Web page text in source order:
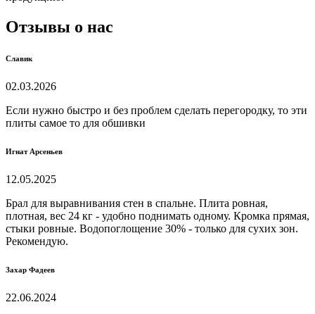
Отзывы о нас
Славик
02.03.2026
Если нужно быстро и без проблем сделать перегородку, то эти
плиты самое то для обшивки
Игнат Арсеньев
12.05.2025
Брал для выравнивания стен в спальне. Плита ровная,
плотная, вес 24 кг - удобно поднимать одному. Кромка прямая,
стыки ровные. Водопоглощение 30% - только для сухих зон.
Рекомендую.
Захар Фадеев
22.06.2024